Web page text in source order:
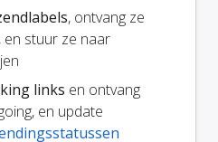
, ontvang ze
en stuur ze naar
links en ontvang
en update